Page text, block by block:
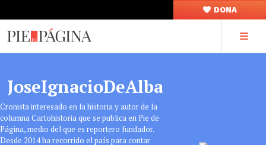
DONA
JoseIgnacioDeAlba
Cronista interesado en la historia y autor de la
columna Cartohistoria que se publica en Pie de
Página, medio del que es reportero fundador.
Desde 2014 ha recorrido el país para contar